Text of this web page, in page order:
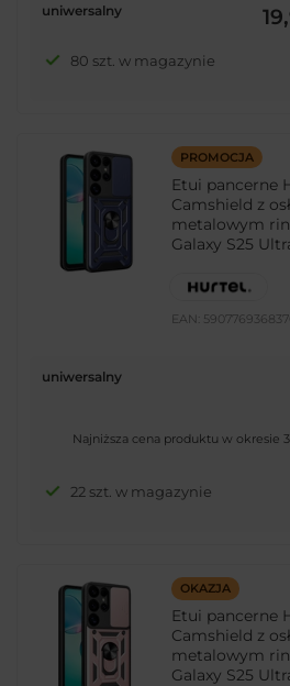
uniwersalny
80 szt. w magazynie
PROMOCJA
Etui pancerne
Camshield z
metalowym
Galaxy S25
EAN:
uniwersalny
Najniższa cena produktu w okresie
22 szt. w magazynie
OKAZJA
Etui pancerne
Camshield z
metalowym
Galaxy S25